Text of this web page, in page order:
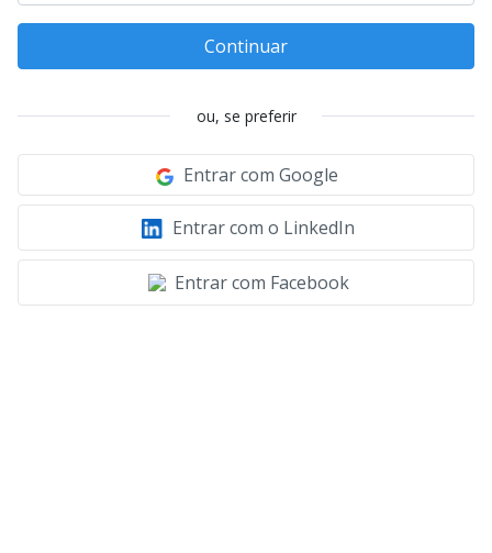
Continuar
ou, se preferir
Entrar com Google
Entrar com o LinkedIn
Entrar com Facebook